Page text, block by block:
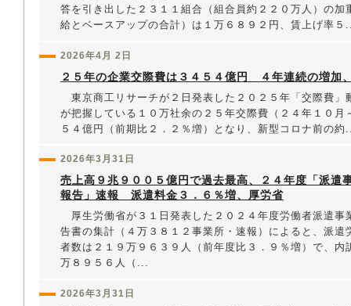
答を引き出した２３１１組合（組合員約２２０万人）の加
給とベースアップの合計）は１万６８９２円、賃上げ率５
2026年4月 2日
２５年の企業交際費は３４５４億円 ４年連続の増加
東京商工リサーチが２日発表した２０２５年「交際費」
が把握している１０万社余の２５年交際費（２４年１０月
５４億円（前期比２．２％増）となり、新型コロナ前の約
2026年3月31日
売上高９兆９００５億円で過去最高、２４年度「派遣
報告」速報 派遣料金３．６％増、厚労省
厚生労働省が３１日発表した２０２４年度労働者派遣事
告書の集計（４万３８１２事業所・速報）によると、派遣
者数は２１９万９６３９人（前年度比３．９％増）で、内
万８９５６人（...
2026年3月31日